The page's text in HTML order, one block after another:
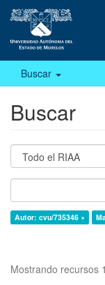
Buscar
Buscar
Autor: cvu/735346 ×
Mostrando recursos